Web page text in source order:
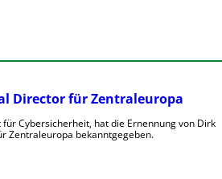
Director für Zentraleuropa
Cybersicherheit, hat die Ernennung von Dirk
Zentraleuropa bekanntgegeben.